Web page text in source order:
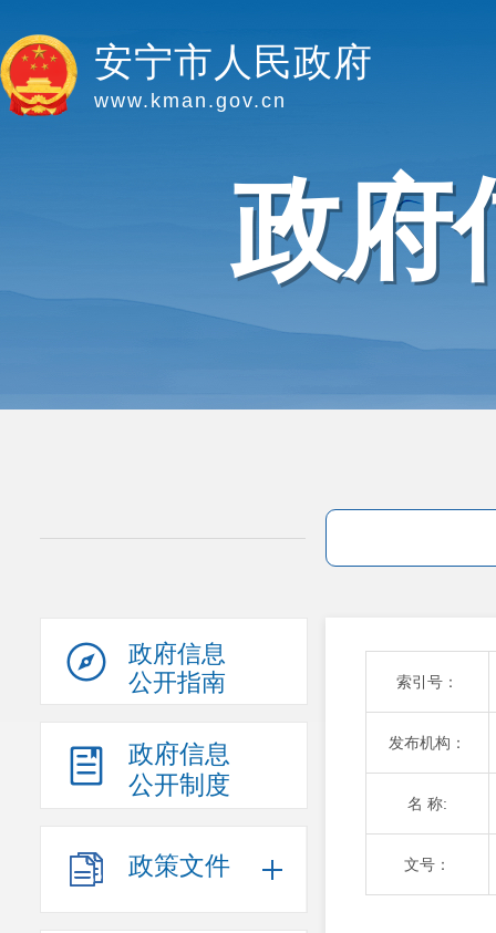
安宁市人民政府
www.kman.gov.cn
政府
政府信息
公开指南
政府信息
公开制度
政策文件
索引号：
发布机构：
名 称:
文号：